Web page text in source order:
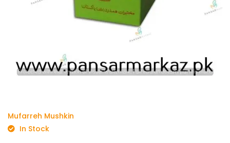
Mufarreh Mushkin
In Stock